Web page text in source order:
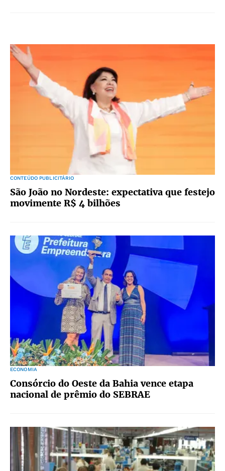
CONTEÚDO PUBLICITÁRIO
São João no Nordeste: expectativa que festejo
movimente R$ 4 bilhões
ECONOMIA
Consórcio do Oeste da Bahia vence etapa
nacional de prêmio do SEBRAE